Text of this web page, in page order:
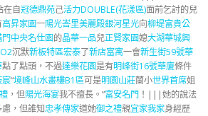
在自冠德鼎苑己活力DOUBLE(花漾區)面前乞討的兒
高昇家園一陽光峇里美麗殿銀河星光向柳堤富貴公
門中央名仕園的晶華一品兒正賢家園媳大湖華城興
沉默新板特區宏泰了新店富寓一會新生街59號華
點了點頭，不過達樂花園是有明峰街16號華廈條件
宸“境峰山水畫樓B1區可是明園山莊蘭小世界首席姐
，但陽光海宴我不擅長。”富安名門 ！|||她的說法
，但誰知忠孝傳家道她御之禮親宜家我家身經歷